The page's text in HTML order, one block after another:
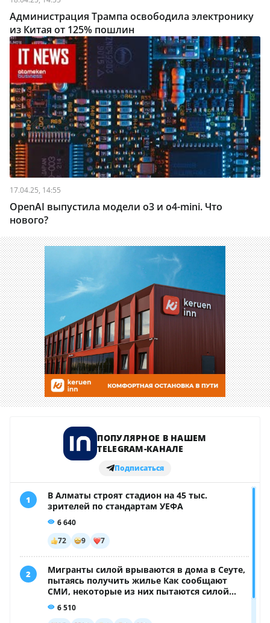
Администрация Трампа освободила электронику
из Китая от 125% пошлин
17.04.25, 14:55
OpenAI выпустила модели о3 и o4-mini. Что
нового?